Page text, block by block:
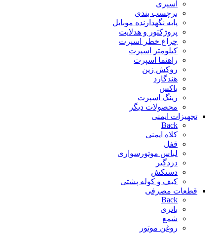
اسپری
برچسب بندی
پایه نگهدارنده موبایل
پروژکتور و هدلایت
چراغ خطر اسپرت
کیلومتر اسپرت
راهنما اسپرت
روکش زین
هندگارد
باکس
رینگ اسپرت
محصولات دیگر
تجهیزات ایمنی
Back
کلاه ایمنی
قفل
لباس موتورسواری
دزدگیر
دستکش
کیف و کوله پشتی
قطعات مصرفی
Back
باتری
شمع
روغن موتور